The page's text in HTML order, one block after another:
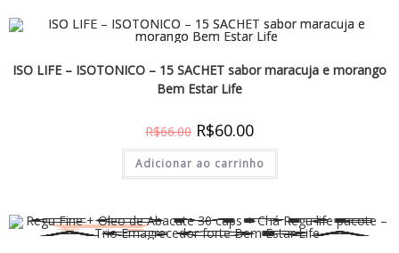
ISO LIFE – ISOTONICO – 15 SACHET sabor maracuja e morango
Bem Estar Life
R$66.00 R$60.00
Adicionar ao carrinho